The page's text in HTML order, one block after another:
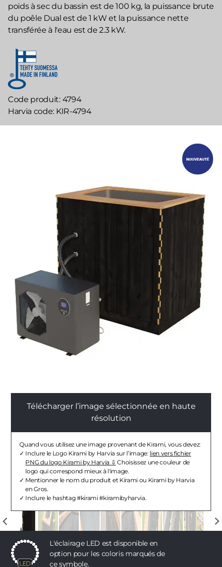
poids à sec du bassin est de 100 kg, la puissance brute
du poêle Dual est de 1 kW et la puissance nette
transférée à l'eau est de 2.3 kW.
Code produit 4794
Harvia code KIR-4794
Télécharger l’image sélectionnée en haute
résolution
Quand vous utilisez une image provenant de Kirami, vous devez:
Inclure le Logo Kirami by Harvia sur l’image: lien vers fichier
PNG du logo Kirami by Harvia
Choisissez une couleur de
logo qui correspond mieux à l'image.
Mentionner le nom du produit et Kirami ou Kirami by Harvia
en Gros.
Inclure le hashtag #kirami #kiramibyharvia.
L'éclairage LED est disponible en
option pour les coloris marqués de
ce symbole.